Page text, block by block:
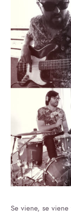
Se viene, se